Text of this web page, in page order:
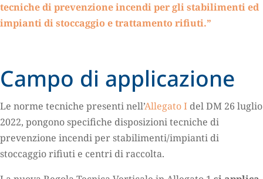
tecniche di prevenzione incendi per gli stabilimenti ed
impianti di stoccaggio e trattamento rifiuti.”
Campo di applicazione
Le norme tecniche presenti nell’Allegato I del DM 26 luglio
2022, pongono specifiche disposizioni tecniche di
prevenzione incendi per stabilimenti/impianti di
stoccaggio rifiuti e centri di raccolta.